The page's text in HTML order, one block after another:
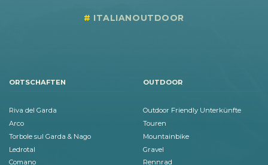
ITALIANOUTDOOR
ORTSCHAFTEN
Riva del Garda
Arco
Torbole sul Garda & Nago
Ledrotal
Comano
OUTDOOR
Outdoor Friendly Unterkünfte
Touren
Mountainbike
Gravel
Rennrad